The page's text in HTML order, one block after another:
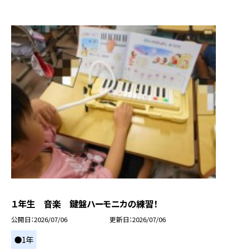
１年生 音楽 鍵盤ハーモニカの練習！
公開日 2026/07/06 更新日 2026/07/06
●1年